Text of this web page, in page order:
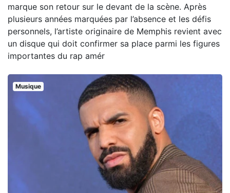
marque son retour sur le devant de la scène. Après
plusieurs années marquées par l’absence et les défis
personnels, l’artiste originaire de Memphis revient avec
un disque qui doit confirmer sa place parmi les figures
importantes du rap amér
Musique